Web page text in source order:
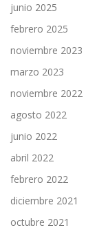
junio 2025
febrero 2025
noviembre 2023
marzo 2023
noviembre 2022
agosto 2022
junio 2022
abril 2022
febrero 2022
diciembre 2021
octubre 2021